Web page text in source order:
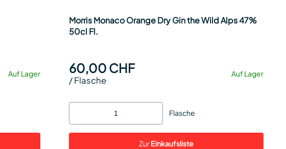
Auf Lager
Morris Monaco Orange Dry Gin the Wild Alps 47%
50cl Fl.
Auf Lager
60,00 CHF
/Flasche
Flasche
ZurEinkaufsliste